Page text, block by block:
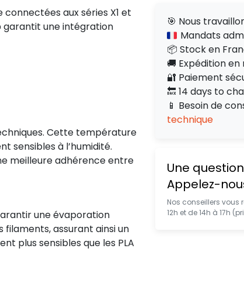
aux séries X1 et
garantit une intégration
Cette température
sensibles à l’humidité.
meilleure adhérence entre
une évaporation
filaments, assurant ainsi un
plus sensibles que les PLA
🎯 Nous
Mandats
📦 Stock en
🚚 Expédition
🔐 Paiement
🔙 14 days to
📱 Besoin de
technique
Une
Appelez-
Nos conseillers vous
12h et de 14h à 17h